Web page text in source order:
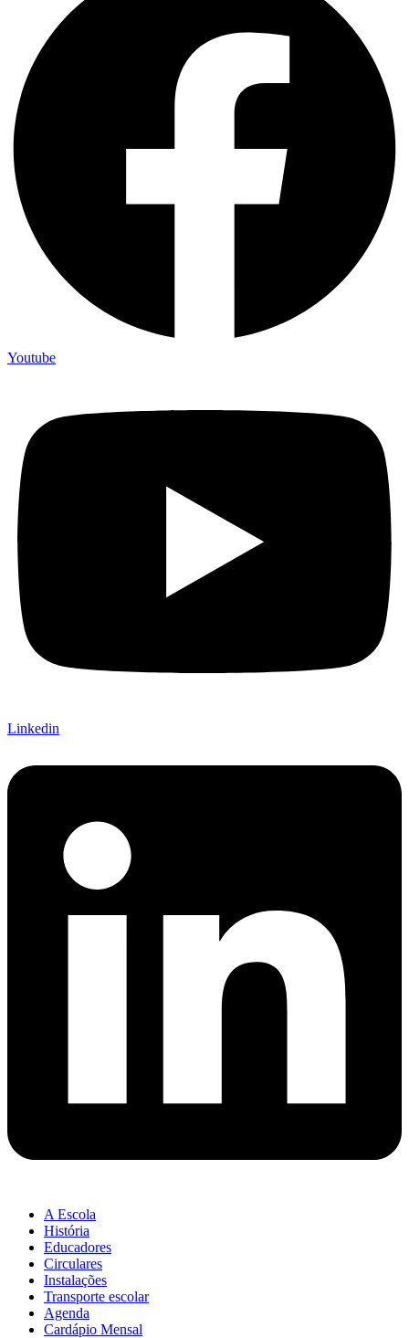
Youtube
Linkedin
A Escola
História
Educadores
Circulares
Instalações
Transporte escolar
Agenda
Cardápio Mensal